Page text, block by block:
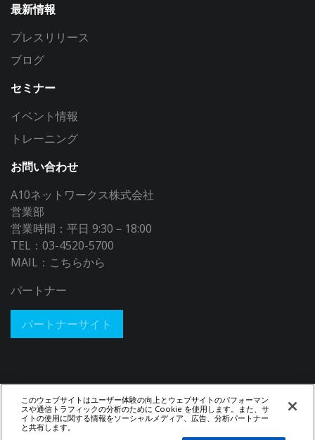
最新情報
プレスリリース
ブログ
セミナー
イベント情報
トレーニング
お問い合わせ
A10ネットワークス株式会社
営業部
営業時間：平日 9:30－18:00
TEL：03-4520-5700
MAIL： こちらから
パートナー
パートナーサイト
© 2026 A10 Networks, Inc. All rights reserved.
このウェブサイトはユーザー体験の向上とウェブサイトのパフォーマン
スや通信トラフィックの分析のために Cookie を使用します。また、サ
イトの使用に関する情報をソーシャルメディア、広告、分析パートナー
と共有します。